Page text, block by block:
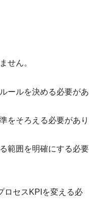
せん。
ールを決める必要があ
をそろえる必要があり
範囲を明確にする必要
ロセスKPIを変える必